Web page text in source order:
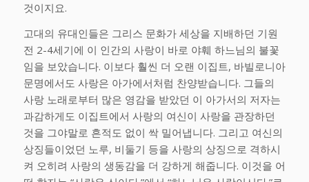
것이지요.
고대의 유대인들은 그리스 문화가 세상을 지배하던 기원
전 2-4세기에 이 인간의 사랑이 바로 야훼 하느님의 불꽃
임을 보았습니다. 이보다 훨씬 더 오랜 이집트, 바빌로니아
문명에서도 사랑은 아가에서처럼 찬양받습니다. 그들의
사랑 노래로부터 많은 영감을 받았던 이 아가서의 저자는
과감하게도 이집트에서 사랑의 여신이 사랑을 관장하던
것을 그야말로 흔적도 없이 싹 밀어냅니다. 그리고 여신의
상징들이었던 노루, 비둘기 등을 사랑의 상징으로 격하시
켜 오히려 사랑의 생동감을 더 강하게 해줍니다. 이것을 어